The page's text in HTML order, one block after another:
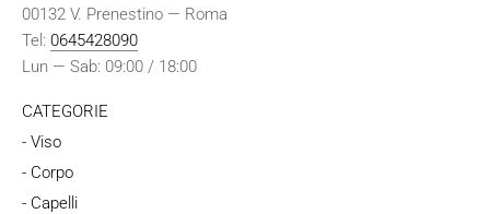
00132 V. Prenestino — Roma
Tel: 0645428090
Lun — Sab: 09:00 / 18:00
CATEGORIE
- Viso
- Corpo
- Capelli